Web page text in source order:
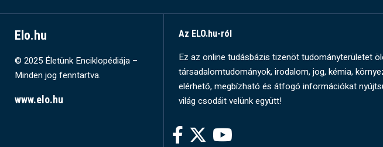
Elo.hu
© 2025 Életünk Enciklopédiája –
Minden jog fenntartva.
www.elo.hu
Az ELO.hu-ról
Ez az online tudásbázis tizenöt tudományterületet
társadalomtudományok, irodalom, jog, kémia,
elérhető, megbízható és átfogó információkat
világ csodáit velünk együtt!